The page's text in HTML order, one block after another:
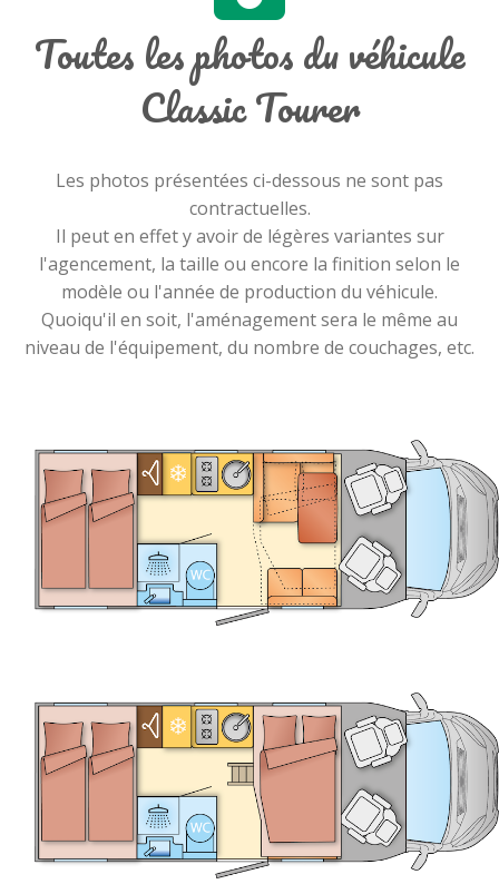
Toutes les photos du véhicule
Classic Tourer
Les photos présentées ci-dessous ne sont pas
contractuelles.
Il peut en effet y avoir de légères variantes sur
l'agencement, la taille ou encore la finition selon le
modèle ou l'année de production du véhicule.
Quoiqu'il en soit, l'aménagement sera le même au
niveau de l'équipement, du nombre de couchages, etc.